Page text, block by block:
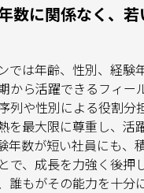
数に関係なく、
では年齢、性別、経験
から活躍できるフィー
列や性別による役割分
を最大限に尊重し、活
年数が短い社員にも、
で、成長を力強く後押
誰もがその能力を十分